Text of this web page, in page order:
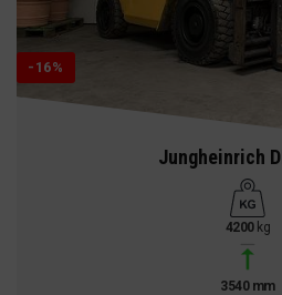
-16%
Jungheinrich
4200kg
3540 mm